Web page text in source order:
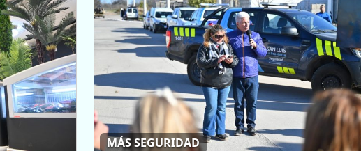
MÁS SEGURIDAD